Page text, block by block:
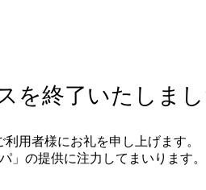
を終了いたしま
用者様にお礼を申し上げます。
」の提供に注力してまいります。